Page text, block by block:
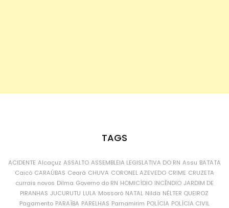
TAGS
ACIDENTE Alcaçuz ASSALTO ASSEMBLEIA LEGISLATIVA DO RN Assu BATATA
Caicó CARAÚBAS Ceará CHUVA CORONEL AZEVEDO CRIME CRUZETA
currais novos Dilma Governo do RN HOMICÍDIO INCÊNDIO JARDIM DE
PIRANHAS JUCURUTU LULA Mossoró NATAL Nilda NÉLTER QUEIROZ
Pagamento PARAÍBA PARELHAS Parnamirim POLÍCIA POLÍCIA CIVIL